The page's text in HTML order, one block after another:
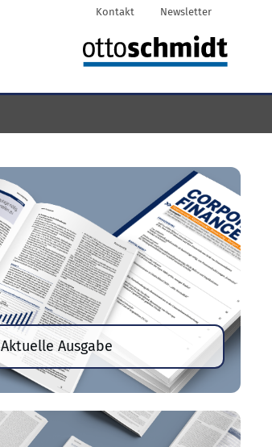
Kontakt Newsletter
Aktuelle Ausgabe